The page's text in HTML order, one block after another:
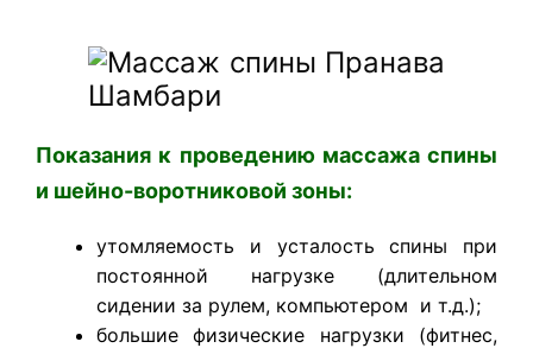
Показания к проведению массажа спины
и шейно-воротниковой зоны:
утомляемость и усталость спины при
постоянной нагрузке (длительном
сидении за рулем, компьютером и т.д.);
большие физические нагрузки (фитнес,